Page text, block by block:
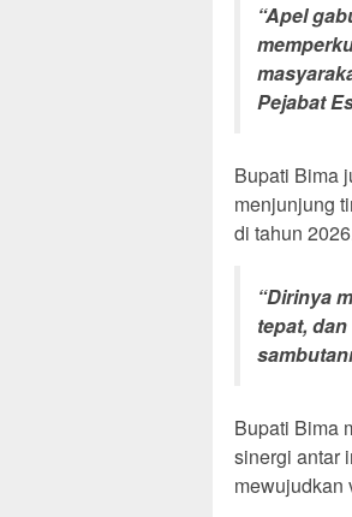
“Apel
Pejabat
Bupati Bima
menjunjung
di tahun
“Dirinya
tepat,
Bupati Bima
sinergi antar
mewujudkan